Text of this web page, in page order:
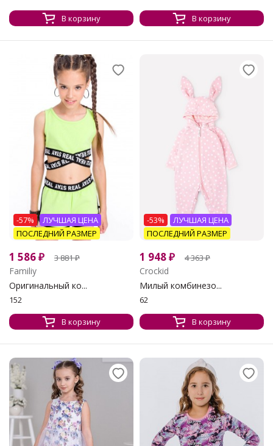
В корзину
В корзину
-57%
ЛУЧШАЯ ЦЕНА
ПОСЛЕДНИЙ РАЗМЕР
1 586₽ 3 881₽
Familiy
Оригинальный ко...
152
В корзину
-53%
ЛУЧШАЯ ЦЕНА
ПОСЛЕДНИЙ РАЗМЕР
1 948₽ 4 363₽
Crockid
Милый комбинезо...
62
В корзину